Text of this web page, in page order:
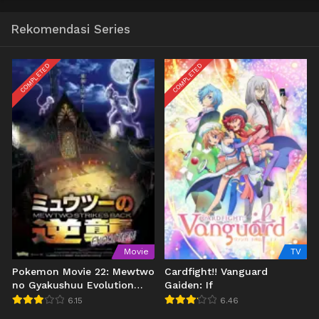
Rekomendasi Series
COMPLETED
Movie
Pokemon Movie 22: Mewtwo
no Gyakushuu Evolution
(2019)
6.15
COMPLETED
TV
Cardfight!! Vanguard
Gaiden: If
6.46